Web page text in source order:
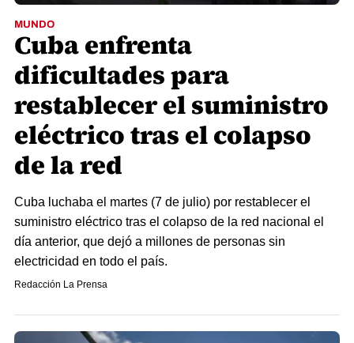
MUNDO
Cuba enfrenta
dificultades para
restablecer el suministro
eléctrico tras el colapso
de la red
Cuba luchaba el martes (7 de julio) por restablecer el
suministro eléctrico tras el colapso de la red nacional el
día anterior, que dejó a millones de personas sin
electricidad en todo el país.
Redacción La Prensa